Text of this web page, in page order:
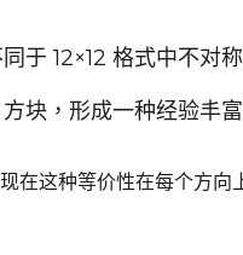
于 12×12 格式中不对
块，形成一种经验丰
这种等价性在每个方向